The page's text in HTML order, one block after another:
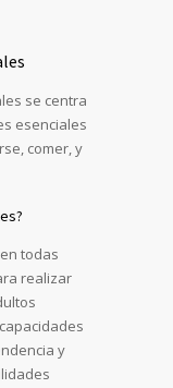
se centra
esenciales
comer, y
todas
realizar
y